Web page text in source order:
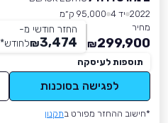
2022 יד 4
95,000 ק״מ
מחיר
299,900
₪
החזר חודשי מ-
3,474
₪לחודש*
תוספות לעיסקה
לפגישה בסוכנות
*חישוב ההחזר מפורט בתקנון